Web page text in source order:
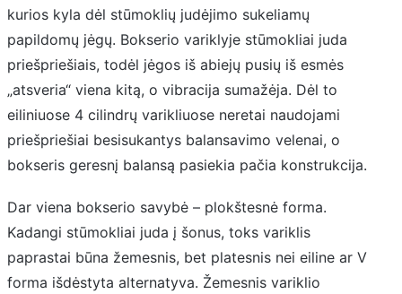
kurios kyla dėl stūmoklių judėjimo sukeliamų
papildomų jėgų. Bokserio variklyje stūmokliai juda
priešpriešiais, todėl jėgos iš abiejų pusių iš esmės
„atsveria“ viena kitą, o vibracija sumažėja. Dėl to
eiliniuose 4 cilindrų varikliuose neretai naudojami
priešpriešiai besisukantys balansavimo velenai, o
bokseris geresnį balansą pasiekia pačia konstrukcija.
Dar viena bokserio savybė – plokštesnė forma.
Kadangi stūmokliai juda į šonus, toks variklis
paprastai būna žemesnis, bet platesnis nei eiline ar V
forma išdėstyta alternatyva. Žemesnis variklio